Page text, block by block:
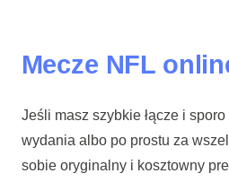
Mecze NFL
Jeśli masz szybkie łącze i
wydania albo po prostu za
sobie oryginalny i kosztowny